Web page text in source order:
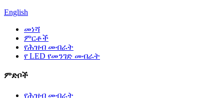
English
መነሻ
ምርቶች
የሕዝብ መብራት
የ LED የመንገድ መብራት
ምድቦች
የሕዝብ መብራት